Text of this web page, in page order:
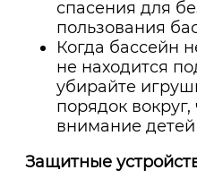
спасения для
пользования
Когда бассейн
не находится
убирайте
порядок
внимание детей
Защитные